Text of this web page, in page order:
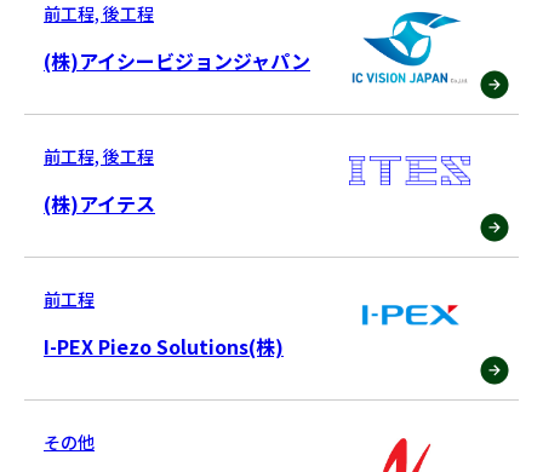
前工程, 後工程
(株)アイシービジョンジャパン
前工程, 後工程
(株)アイテス
前工程
I-PEX Piezo Solutions(株)
その他